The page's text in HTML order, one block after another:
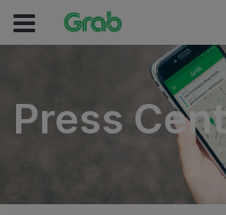
Press Press